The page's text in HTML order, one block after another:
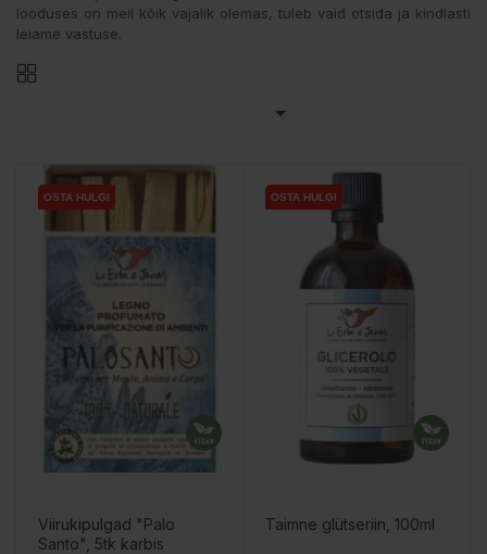
looduses on meil kõik vajalik olemas, tuleb vaid otsida ja kindlasti
leiame vastuse.

OSTA HULGI
OSTA HULGI
Viirukipulgad "Palo
Santo", 5tk karbis
OSTA HULGI
Taimne glütseriin, 100ml